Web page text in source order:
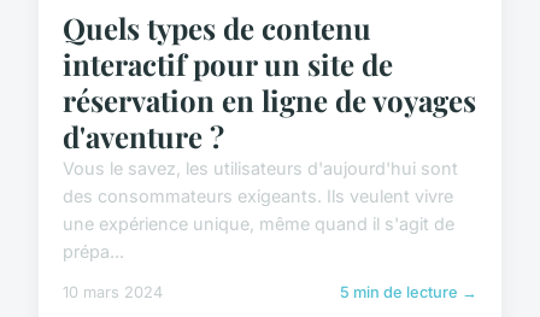
Quels types de contenu
interactif pour un site de
réservation en ligne de voyages
d'aventure ?
Vous le savez, les utilisateurs d'aujourd'hui sont
des consommateurs exigeants. Ils veulent vivre
une expérience unique, même quand il s'agit de
prépa...
10 mars 2024 5 min de lecture →